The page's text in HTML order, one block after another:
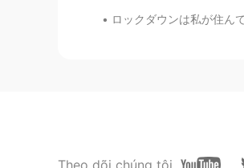
Oh cool 😶
JP EN
ロックダウンは私が住んでいる場所でより厳
Theo dõi chúng tôi